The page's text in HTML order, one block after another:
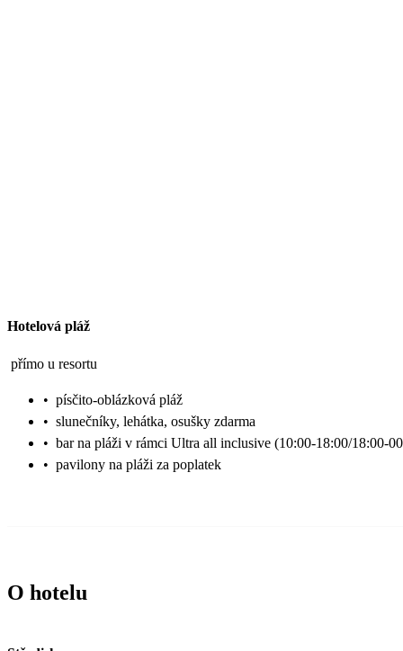
Hotelová pláž
přímo u resortu
• písčito-oblázková pláž
• slunečníky, lehátka, osušky zdarma
• bar na pláži v rámci Ultra all inclusive (10:00-18:00/18:00-
• pavilony na pláži za poplatek
O hotelu